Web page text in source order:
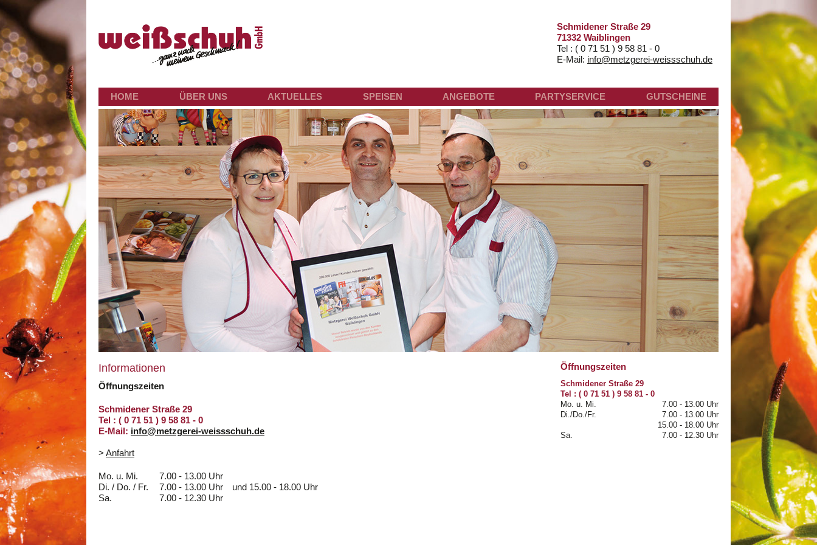
Schmidener Straße 29
71332 Waiblingen
Tel : ( 0 71 51 ) 9 58 81 - 0
E-Mail: info@metzgerei-weissschuh.de
HOME ÜBER UNS AKTUELLES SPEISEN ANGEBOTE PARTYSERVICE GUTSCHEINE
Informationen
Öffnungszeiten
Schmidener Straße 29
Tel : ( 0 71 51 ) 9 58 81 - 0
E-Mail: info@metzgerei-weissschuh.de
> Anfahrt
Mo. u. Mi.
7.00 - 13.00 Uhr
Di. / Do. / Fr.
7.00 - 13.00 Uhr
und 15.00 - 18.00 Uhr
Sa.
7.00 - 12.30 Uhr
Öffnungszeiten
Schmidener Straße 29
Tel : ( 0 71 51 ) 9 58 81 - 0
Mo. u. Mi.
7.00 - 13.00 Uhr
Di./Do./Fr.
7.00 - 13.00 Uhr
15.00 - 18.00 Uhr
Sa.
7.00 - 12.30 Uhr
HOME
ÜBER UNS
AKTUELLES
SPEISEN
ANGEBOTE
GUTSCHEINE